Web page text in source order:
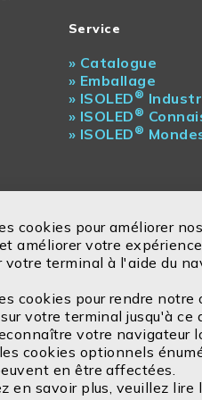
Service
» Catalogue
» Emballage
» ISOLED ®
» ISOLED ®
» ISOLED ®
cookies pour améliorer
améliorer votre
votre terminal à l'aide du
cookies pour rendre
votre terminal jusqu'à ce
votre navigateur
cookies optionnels
en être affectées.
en savoir plus, veuillez lire